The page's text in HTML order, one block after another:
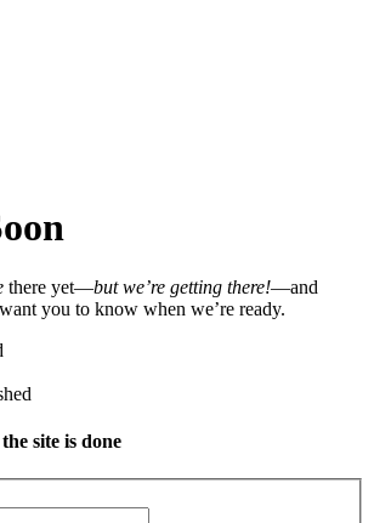
there yet—but we’re getting there!—and
you to know when we’re ready.
site is done